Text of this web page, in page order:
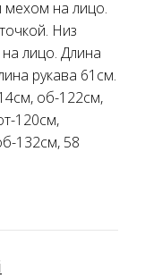
мехом на лицо.
Низ
лицо. Длина
рукава 61см.
об-122см,
120см,
132см, 58